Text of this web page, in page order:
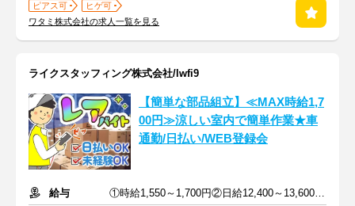
ピアス可
ヒゲ可
ワタミ株式会社の求人一覧を見る
ライクスタッフィング株式会社/lwfi9
【簡単な部品組立】≪MAX時給1,7
00円≫涼しい室内で簡単作業★車
通勤/日払い/WEB登録会
給与
①時給1,550～1,700円②日給12,400～13,600円＋交通費規定支給